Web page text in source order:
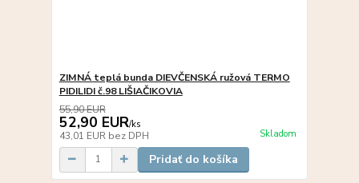
ZIMNÁ teplá bunda DIEVČENSKÁ ružová TERMO
PIDILIDI č.98 LIŠIAČIKOVIA
55,90 EUR
52,90 EUR/ks
43,01 EUR bez DPH Skladom
Pridať do košíka